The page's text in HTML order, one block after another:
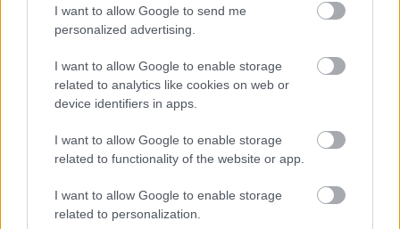
I want to allow Google to send me
personalized advertising.
I want to allow Google to enable storage
related to analytics like cookies on web or
device identifiers in apps.
I want to allow Google to enable storage
related to functionality of the website or app.
I want to allow Google to enable storage
related to personalization.
Keresés